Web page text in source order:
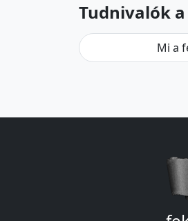
Tudnivalók
Mi a